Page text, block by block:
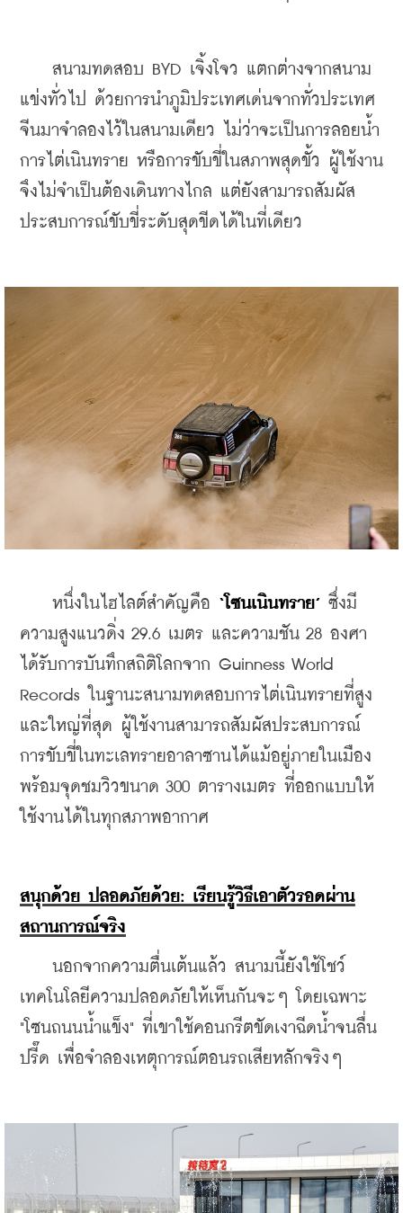
สนามทดสอบ BYD เจิ้งโจว แตกต่างจากสนาม
แข่งทั่วไป ด้วยการนำภูมิประเทศเด่นจากทั่วประเทศ
จีนมาจำลองไว้ในสนามเดียว ไม่ว่าจะเป็นการลอยน้ำ
การไต่เนินทราย หรือการขับขี่ในสภาพสุดขั้ว ผู้ใช้งาน
จึงไม่จำเป็นต้องเดินทางไกล แต่ยังสามารถสัมผัส
ประสบการณ์ขับขี่ระดับสุดขีดได้ในที่เดียว
หนึ่งในไฮไลต์สำคัญคือ ‘โซนเนินทราย’ ซึ่งมี
ความสูงแนวดิ่ง 29.6 เมตร และความชัน 28 องศา
ได้รับการบันทึกสถิติโลกจาก Guinness World
Records ในฐานะสนามทดสอบการไต่เนินทรายที่สูง
และใหญ่ที่สุด ผู้ใช้งานสามารถสัมผัสประสบการณ์
การขับขี่ในทะเลทรายอาลาซานได้แม้อยู่ภายในเมือง
พร้อมจุดชมวิวขนาด 300 ตารางเมตร ที่ออกแบบให้
ใช้งานได้ในทุกสภาพอากาศ
สนุกด้วย ปลอดภัยด้วย: เรียนรู้วิธีเอาตัวรอดผ่าน
สถานการณ์จริง
นอกจากความตื่นเต้นแล้ว สนามนี้ยังใช้โชว์
เทคโนโลยีความปลอดภัยให้เห็นกันจะๆ โดยเฉพาะ
"โซนถนนน้ำแข็ง" ที่เขาใช้คอนกรีตขัดเงาฉีดน้ำจนลื่น
ปรี๊ด เพื่อจำลองเหตุการณ์ตอนรถเสียหลักจริงๆ